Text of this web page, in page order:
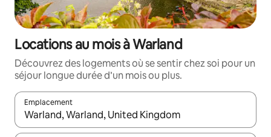
Locations au mois à Warland
Découvrez des logements où se sentir chez soi pour un
séjour longue durée d’un mois ou plus.
Emplacement
Quand les résultats sont affichés, parcourez-les en utilisant